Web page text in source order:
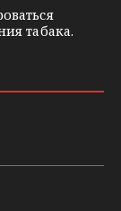
табака.